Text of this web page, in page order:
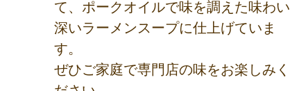
て、ポークオイルで味を調えた味わい
深いラーメンスープに仕上げていま
す。
ぜひご家庭で専門店の味をお楽しみく